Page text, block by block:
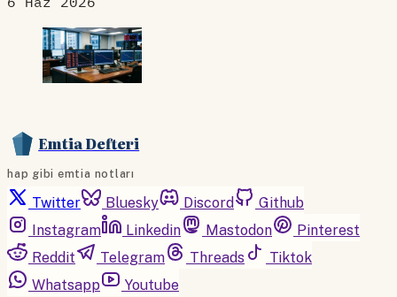
Emtia Defteri
hap gibi emtia notları
Twitter Bluesky Discord
Github
Instagram
Linkedin Mastodon
Pinterest
Reddit
Telegram Threads
Tiktok
Whatsapp
Youtube